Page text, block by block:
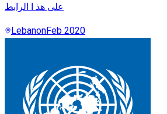
على هذ ا الرابط
LebanonFeb 2020